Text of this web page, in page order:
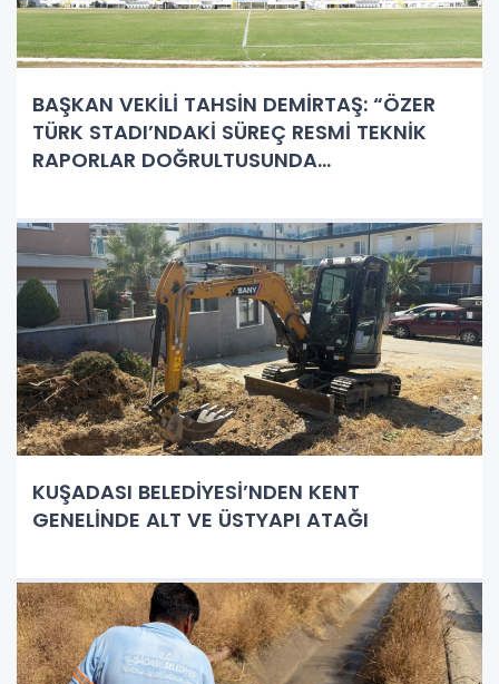
BAŞKAN VEKİLİ TAHSİN DEMİRTAŞ: “ÖZER
TÜRK STADI’NDAKİ SÜREÇ RESMİ TEKNİK
RAPORLAR DOĞRULTUSUNDA
KUŞADASI BELEDİYESİ’NDEN KENT
GENELİNDE ALT VE ÜSTYAPI ATAĞI